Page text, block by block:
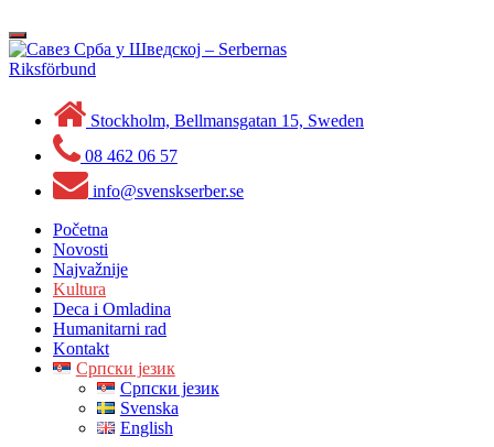
to
content
Toggle
navigation
Stockholm, Bellmansgatan 15, Sweden
08 462 06 57
info@svenskserber.se
Početna
Novosti
Najvažnije
Kultura
Deca i Omladina
Humanitarni rad
Kontakt
Српски језик
Српски језик
Svenska
English